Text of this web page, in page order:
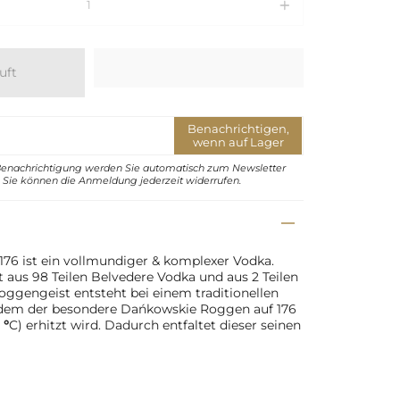
Benachrichtigen,
wenn auf Lager
werden Sie automatisch zum Newsletter
können die Anmeldung jederzeit widerrufen.
ist ein vollmundiger & komplexer Vodka.
98 Teilen Belvedere Vodka und aus 2 Teilen
entsteht bei einem traditionellen
der besondere Dańkowskie Roggen auf 176
°C) erhitzt wird. Dadurch entfaltet dieser seinen